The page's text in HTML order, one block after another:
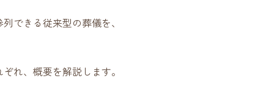
できる従来型の葬儀を、
れ、概要を解説します。